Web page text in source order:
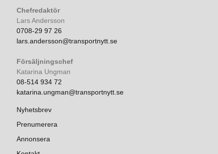
Chefredaktör
Lars Andersson
0708-29 97 26
lars.andersson@transportnytt.se
Försäljningschef
Katarina Ungman
08-514 934 72
katarina.ungman@transportnytt.se
Nyhetsbrev
Prenumerera
Annonsera